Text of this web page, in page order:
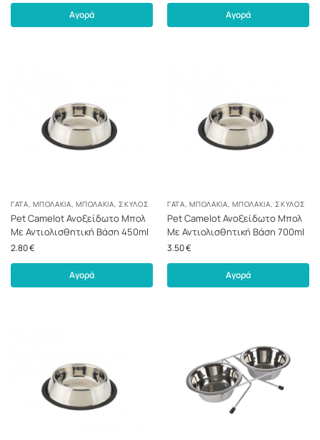
Αγορά Αγορά
ΓΆΤΑ,ΜΠΟΛΆΚΙΑ,ΜΠΟΛΆΚΙΑ,ΣΚΎΛΟΣ
Pet Camelot Ανοξείδωτο Μπολ
Με Αντιολισθητική Βάση 450ml
2.80€
Αγορά
ΓΆΤΑ,ΜΠΟΛΆΚΙΑ,ΜΠΟΛΆΚΙΑ,ΣΚΎΛΟΣ
Pet Camelot Ανοξείδωτο Μπολ
Με Αντιολισθητική Βάση 700ml
3.50€
Αγορά